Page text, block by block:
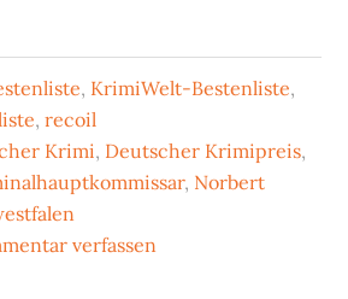
, KrimiWelt-Bestenliste,
,recoil
Krimi, Deutscher Krimipreis,
, Norbert
verfassen